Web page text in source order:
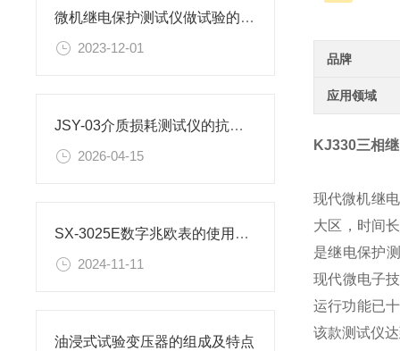
微机继电保护测试仪做试验的各种用途
2023-12-01
JSY-03介质损耗测试仪的抗干扰与CVT综合测量能力
2026-04-15
SX-3025E数字兆欧表的使用方法
2024-11-11
油浸式试验变压器的组成及特点
品牌
应用领域
KJ330三相
现代微机继
大区，时间
是继电保护
现代微电子
运行功能已
该款测试仪